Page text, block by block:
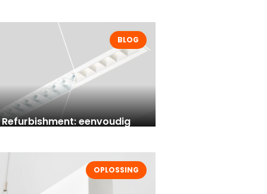
BLOG
Refurbishment: eenvoudig
energiezuinige ledverlichting
OPLOSSING